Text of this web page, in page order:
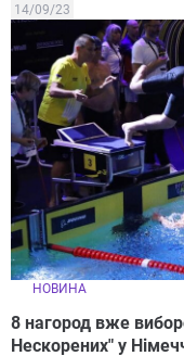
14/09/23
НОВИНА
8 нагород вже
Нескорених" у